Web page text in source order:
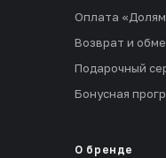
Оплата
Возврат и
Подарочный
Бонусная
О бренде